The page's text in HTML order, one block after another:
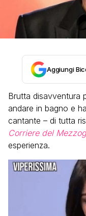
Aggiungi
Brutta disavventura
andare in bagno e
cantante – di tutta
Corriere del
esperienza.